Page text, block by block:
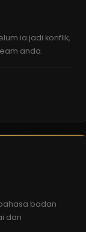
ia jadi konflik,
anda.
badan
dan